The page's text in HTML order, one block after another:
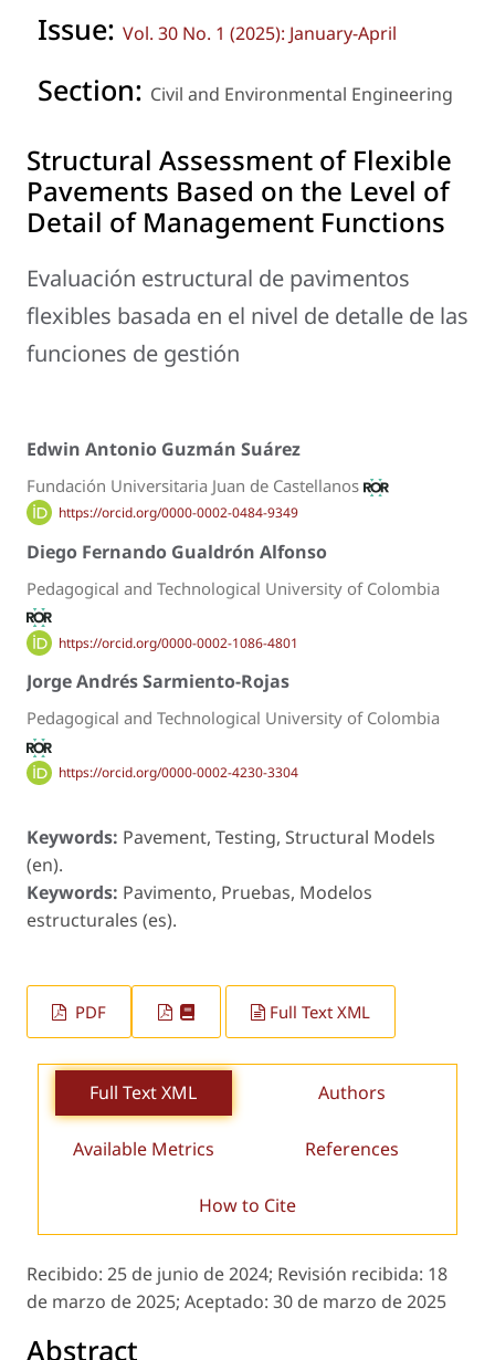
Issue: Vol. 30 No. 1 (2025): January-April
Section: Civil and Environmental Engineering
Structural Assessment of Flexible
Pavements Based on the Level of
Detail of Management Functions
Evaluación estructural de pavimentos
flexibles basada en el nivel de detalle de las
funciones de gestión
Edwin Antonio Guzmán Suárez
Fundación Universitaria Juan de Castellanos
https://orcid.org/0000-0002-0484-9349
Diego Fernando Gualdrón Alfonso
Pedagogical and Technological University of Colombia
https://orcid.org/0000-0002-1086-4801
Jorge Andrés Sarmiento-Rojas
Pedagogical and Technological University of Colombia
https://orcid.org/0000-0002-4230-3304
Keywords: Pavement, Testing, Structural Models
(en).
Keywords: Pavimento, Pruebas, Modelos
estructurales (es).
PDF Full Text XML
Full Text XML Authors
Available Metrics References
How to Cite
Recibido: 25 de junio de 2024; Revisión recibida: 18
de marzo de 2025; Aceptado: 30 de marzo de 2025
Abstract